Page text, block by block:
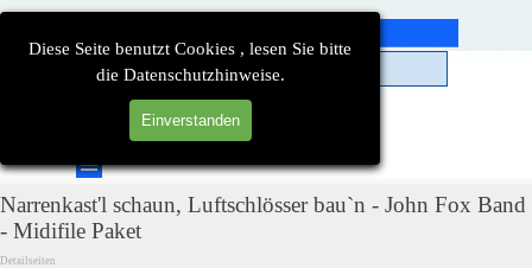
Diese Seite benutzt Cookies , lesen Sie bitte
die Datenschutzhinweise.
Einverstanden
Direkt zum Seiteninhalt
Menü überspringen
Narrenkast'l schaun, Luftschlösser bau`n - John Fox Band
- Midifile Paket
Detailseiten